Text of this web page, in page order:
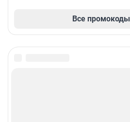
Все промокоды